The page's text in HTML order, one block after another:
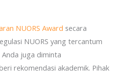
NUORS Award secara
NUORS yang tercantum
juga diminta
rekomendasi akademik. Pihak